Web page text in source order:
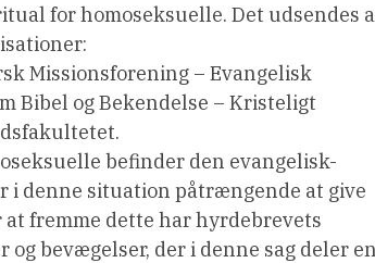
for homoseksuelle. Det udsendes
Missionsforening – Evangelisk
Bibel og Bekendelse – Kristeligt
befinder den evangelisk-
i denne situation påtrængende at give
fremme dette har hyrdebrevets
bevægelser, der i denne sag deler